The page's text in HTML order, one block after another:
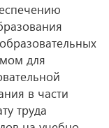
для
в части
труда